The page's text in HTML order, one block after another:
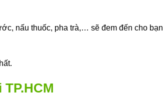
nấu thuốc, pha trà,… sẽ đem đến cho bạn